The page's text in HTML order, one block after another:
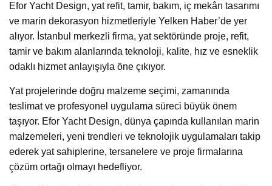
Efor Yacht Design, yat refit, tamir, bakım, iç mekân tasarımı
ve marin dekorasyon hizmetleriyle Yelken Haber’de yer
alıyor. İstanbul merkezli firma, yat sektöründe proje, refit,
tamir ve bakım alanlarında teknoloji, kalite, hız ve esneklik
odaklı hizmet anlayışıyla öne çıkıyor.
Yat projelerinde doğru malzeme seçimi, zamanında
teslimat ve profesyonel uygulama süreci büyük önem
taşıyor. Efor Yacht Design, dünya çapında kullanılan marin
malzemeleri, yeni trendleri ve teknolojik uygulamaları takip
ederek yat sahiplerine, tersanelere ve proje firmalarına
çözüm ortağı olmayı hedefliyor.